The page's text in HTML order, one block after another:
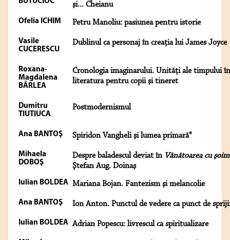
şi... Cheianu
Ofelia ICHIM Petru Manoliu: pasiunea pentru istorie
Vasile
CUCERESCU
Dublinul ca personaj în creaţia lui James Joyce
Roxana-
Magdalena
BÂRLEA
Cronologia imaginarului. Unităţi ale timpului în
literatura pentru copii şi tineret
Dumitru
TIUTIUCA
Postmodernismul
Ana BANTOŞ Spiridon Vangheli şi lumea primară*
Mihaela
DOBOŞ
Despre baladescul deviat în Vânătoarea cu şoim
Ştefan Aug. Doinaş
Iulian BOLDEA Mariana Bojan. Fantezism şi melancolie
Ana BANTOŞ Ion Anton. Punctul de vedere ca punct de
Iulian BOLDEA Adrian Popescu: livrescul ca spiritualizare